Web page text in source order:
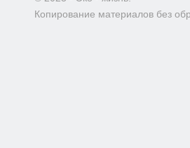
Копирование материалов без